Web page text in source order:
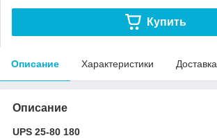
Купить
Описание Характеристики Доставка
Описание
UPS 25-80 180